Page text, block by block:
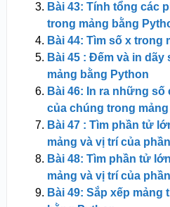
Bài 43: Tính tổng các
trong mảng bằng
Bài 44: Tìm số x trong
Bài 45 : Đếm và in
mảng bằng Python
Bài 46: In ra những số
của chúng trong
Bài 47 : Tìm phần tử
mảng và vị trí của
Bài 48: Tìm phần tử
mảng và vị trí của
Bài 49: Sắp xếp